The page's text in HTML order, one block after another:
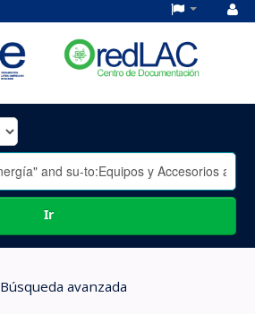
Ir
Búsqueda avanzada